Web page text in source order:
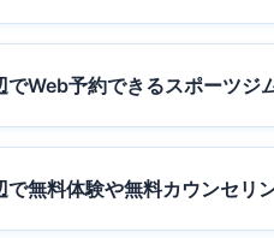
でWeb予約できるスポーツジ
で無料体験や無料カウンセリ